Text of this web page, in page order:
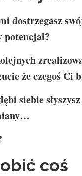
dostrzegasz
że czegoś
siebie słyszysz
coś